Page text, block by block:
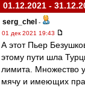
01.12.2021 -
serg_chel -
01 дек 2021 19:43
А этот Пьер
этому пути шла
лимита. Множество
мячу и имеющих